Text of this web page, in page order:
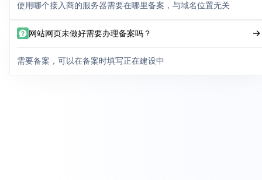
使用哪个接入商的服务器需要在哪里备案，与域名位置无关
网站网页未做好需要办理备案吗？
需要备案，可以在备案时填写正在建设中